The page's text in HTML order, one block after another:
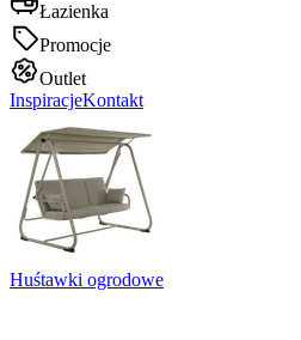
Łazienka
Promocje
Outlet
InspiracjeKontakt
Huśtawki ogrodowe